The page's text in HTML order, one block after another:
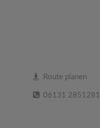
Route planen
06131 2851281